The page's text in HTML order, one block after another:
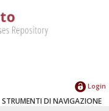
Login
STRUMENTI DI NAVIGAZIONE